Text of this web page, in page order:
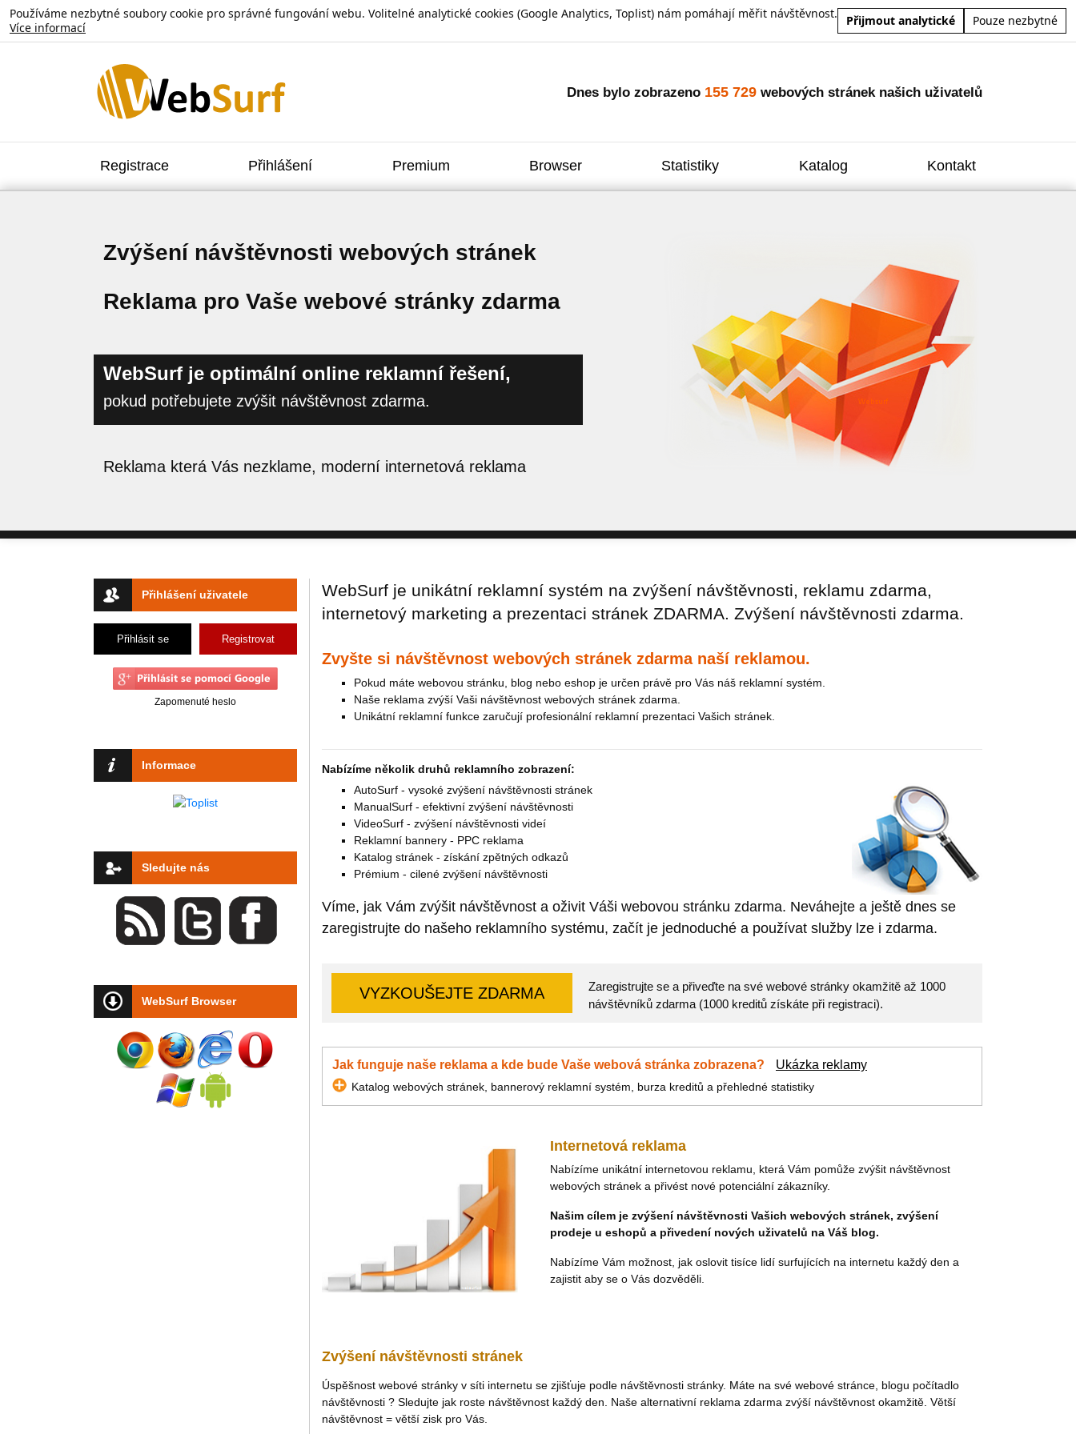
Používáme nezbytné soubory cookie pro správné fungování webu. Volitelné analytické cookies (Google Analytics, Toplist) nám pomáhají měřit návštěvnost.
Více informací
Přijmout analytické Pouze nezbytné
Dnes bylo zobrazeno 155 729 webových stránek našich uživatelů
Registrace Přihlášení Premium Browser Statistiky Katalog Kontakt
Zvýšení návštěvnosti webových stránek
Reklama pro Vaše webové stránky zdarma
WebSurf je optimální online reklamní řešení,
pokud potřebujete zvýšit návštěvnost zdarma.
Reklama která Vás nezklame, moderní internetová reklama
Přihlášení uživatele
Přihlásit se Registrovat
Zapomenuté heslo
Informace
Sledujte nás
WebSurf Browser
WebSurf je unikátní reklamní systém na zvýšení návštěvnosti, reklamu zdarma,
internetový marketing a prezentaci stránek ZDARMA. Zvýšení návštěvnosti zdarma.
Zvyšte si návštěvnost webových stránek zdarma naší reklamou.
Pokud máte webovou stránku, blog nebo eshop je určen právě pro Vás náš reklamní systém.
Naše reklama zvýší Vaši návštěvnost webových stránek zdarma.
Unikátní reklamní funkce zaručují profesionální reklamní prezentaci Vašich stránek.
Nabízíme několik druhů reklamního zobrazení:
AutoSurf - vysoké zvýšení návštěvnosti stránek
ManualSurf - efektivní zvýšení návštěvnosti
VideoSurf - zvýšení návštěvnosti videí
Reklamní bannery - PPC reklama
Katalog stránek - získání zpětných odkazů
Prémium - cilené zvýšení návštěvnosti
Víme, jak Vám zvýšit návštěvnost a oživit Váši webovou stránku zdarma. Neváhejte a ještě dnes se
zaregistrujte do našeho reklamního systému, začít je jednoduché a používat služby lze i zdarma.
VYZKOUŠEJTE ZDARMA
Zaregistrujte se a přiveďte na své webové stránky okamžitě až 1000
návštěvníků zdarma (1000 kreditů získáte při registraci).
Jak funguje naše reklama a kde bude Vaše webová stránka zobrazena? Ukázka reklamy
Katalog webových stránek, bannerový reklamní systém, burza kreditů a přehledné statistiky
Internetová reklama
Nabízíme unikátní internetovou reklamu, která Vám pomůže zvýšit návštěvnost
webových stránek a přivést nové potenciální zákazníky.
Našim cílem je zvýšení návštěvnosti Vašich webových stránek, zvýšení
prodeje u eshopů a přivedení nových uživatelů na Váš blog.
Nabízíme Vám možnost, jak oslovit tisíce lidí surfujících na internetu každý den a
zajistit aby se o Vás dozvěděli.
Zvýšení návštěvnosti stránek
Úspěšnost webové stránky v síti internetu se zjišťuje podle návštěvnosti stránky. Máte na své webové stránce, blogu počítadlo
návštěvnosti ? Sledujte jak roste návštěvnost každý den. Naše alternativní reklama zdarma zvýší návštěvnost okamžitě. Větší
návštěvnost = větší zisk pro Vás.